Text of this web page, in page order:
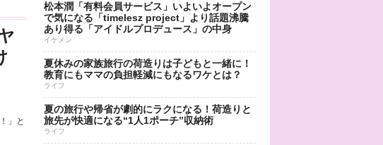
」と
松本潤「有料会員サービス」いよいよオープン
で気になる「timelesz project」より話題沸騰
あり得る「アイドルプロデュース」の中身
イケメン
夏休みの家族旅行の荷造りは子どもと一緒に！
教育にもママの負担軽減にもなるワケとは？
ライフ
夏の旅行や帰省が劇的にラクになる！荷造りと
旅先が快適になる“1人1ポーチ”収納術
ライフ